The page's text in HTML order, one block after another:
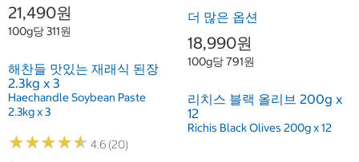
21,490원
100g당 311원
해찬들 맛있는 재래식 된장
2.3kg x 3
Haechandle Soybean Paste
2.3kg x 3
★★★★★
★★★★★ 4.6 (20)
더 많은 옵션
18,990원
100g당 791원
리치스 블랙 올리브 200g x
12
Richis Black Olives 200g x 12